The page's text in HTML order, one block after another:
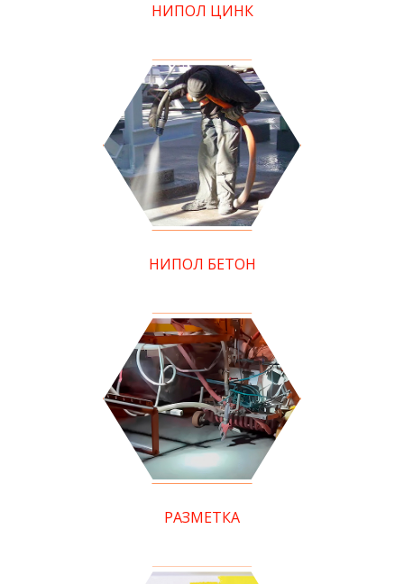
НИПОЛ ЦИНК
НИПОЛ БЕТОН
РАЗМЕТКА